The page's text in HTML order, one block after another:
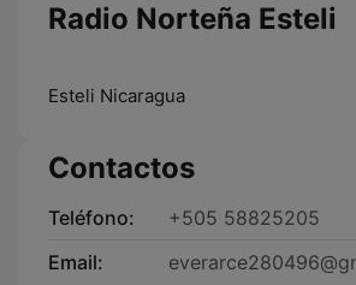
Radio Norteña Esteli
Esteli Nicaragua
Contactos
Teléfono:
+505 58825205
Email: